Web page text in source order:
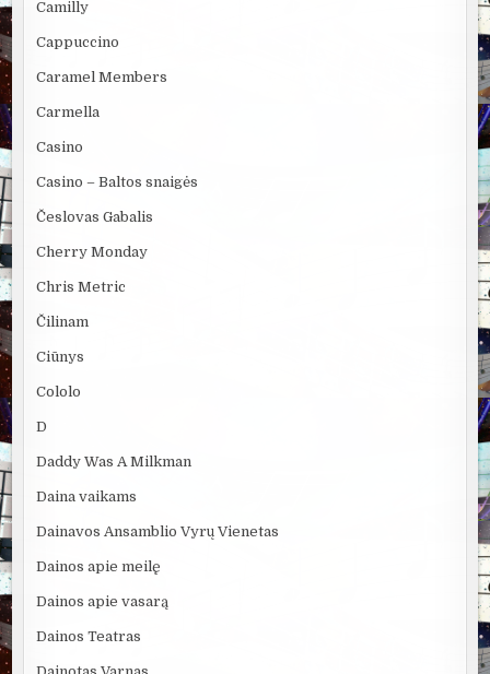
Camilly
Cappuccino
Caramel Members
Carmella
Casino
Casino – Baltos snaigės
Česlovas Gabalis
Cherry Monday
Chris Metric
Čilinam
Ciūnys
Cololo
D
Daddy Was A Milkman
Daina vaikams
Dainavos Ansamblio Vyrų Vienetas
Dainos apie meilę
Dainos apie vasarą
Dainos Teatras